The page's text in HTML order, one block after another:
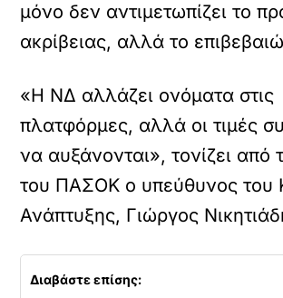
μόνο δεν αντιμετωπίζει το
ακρίβειας, αλλά το
«Η ΝΔ αλλάζει ονόματα στις
πλατφόρμες, αλλά οι τιμές
να αυξάνονται», τονίζει από
του ΠΑΣΟΚ ο υπεύθυνος του
Ανάπτυξης, Γιώργος
Διαβάστε επίσης: